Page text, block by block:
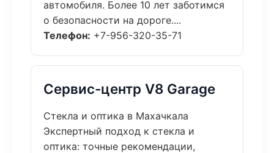
автомобиля. Более 10 лет заботимся
о безопасности на дороге....
Телефон: +7-956-320-35-71
Сервис-центр V8 Garage
Стекла и оптика в Махачкала
Экспертный подход к стекла и
оптика: точные рекомендации,